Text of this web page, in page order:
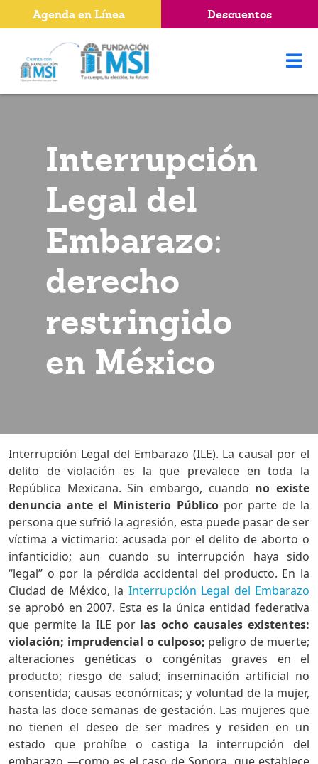
Interrupción
Legal del
Embarazo:
derecho
restringido
en México
Interrupción Legal del Embarazo (ILE). La causal por el
delito de violación es la que prevalece en toda la
República Mexicana. Sin embargo, cuando no existe
denuncia ante el Ministerio Públicopor parte de la
persona que sufrió la agresión, esta puede pasar de ser
víctima a victimario: acusada por el delito de aborto o
infanticidio; aun cuando su interrupción haya sido
“legal” o por la pérdida accidental del producto. En la
Ciudad de México, la Interrupción Legal del Embarazo
se aprobó en 2007. Esta es la única entidad federativa
que permite la ILE porlas ocho causales existentes:
violación; imprudencial o culposo; peligro de muerte;
alteraciones genéticas o congénitas graves en el
producto; riesgo de salud; inseminación artificial no
consentida; causas económicas; y voluntad de la mujer,
hasta las doce semanas de gestación. Las mujeres que
no tienen el deseo de ser madres y residen en un
estado que prohíbe o castiga la interrupción del
Agenda en Línea Descuentos